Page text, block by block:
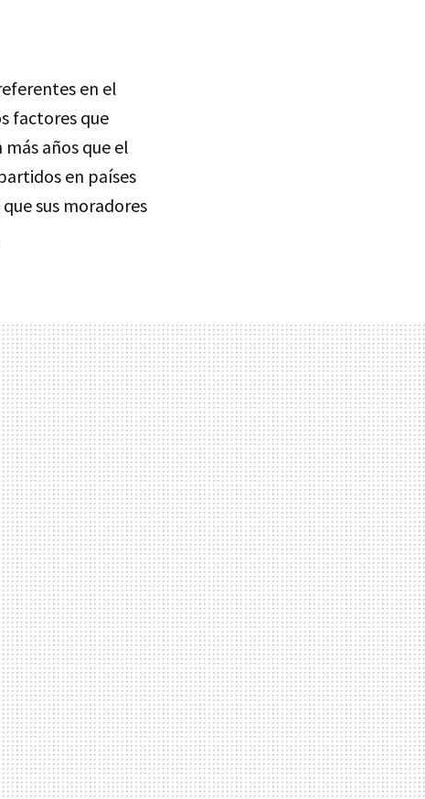
en el
factores que
años que el
en países
sus moradores